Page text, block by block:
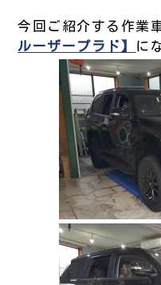
今回ご紹介する作業
ルーザープラド】 に